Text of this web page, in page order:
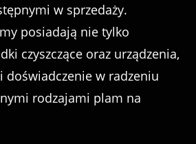
w sprzedaży.
posiadają nie tylko
czyszczące oraz urządzenia,
doświadczenie w radzeniu
rodzajami plam na